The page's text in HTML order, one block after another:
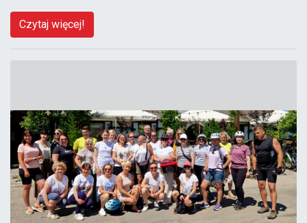
Czytaj więcej!